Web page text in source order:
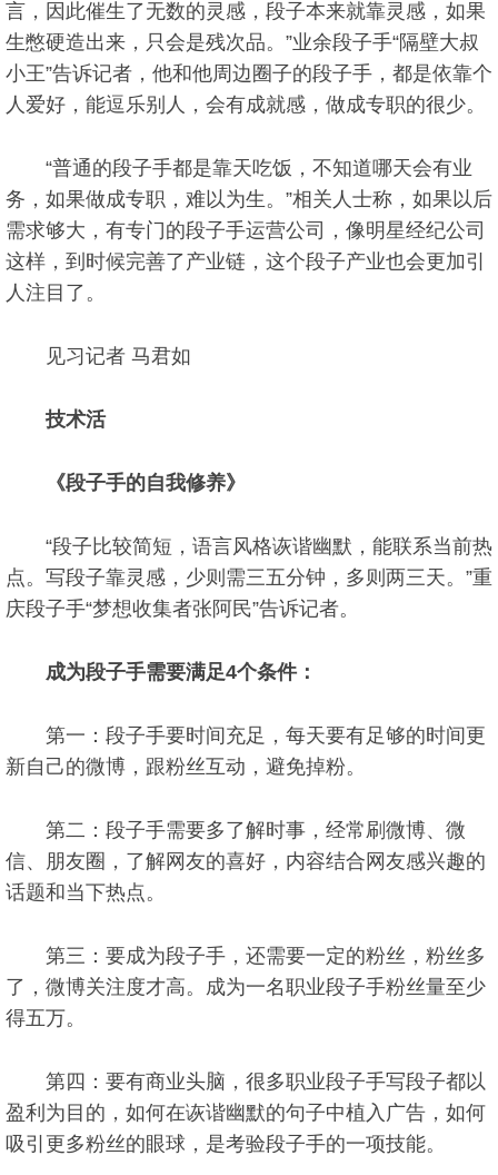
言，因此催生了无数的灵感，段子本来就靠灵感，如果
生憋硬造出来，只会是残次品。”业余段子手“隔壁大叔
小王”告诉记者，他和他周边圈子的段子手，都是依靠个
人爱好，能逗乐别人，会有成就感，做成专职的很少。
“普通的段子手都是靠天吃饭，不知道哪天会有业
务，如果做成专职，难以为生。”相关人士称，如果以后
需求够大，有专门的段子手运营公司，像明星经纪公司
这样，到时候完善了产业链，这个段子产业也会更加引
人注目了。
见习记者 马君如
技术活
《段子手的自我修养》
“段子比较简短，语言风格诙谐幽默，能联系当前热
点。写段子靠灵感，少则需三五分钟，多则两三天。”重
庆段子手“梦想收集者张阿民”告诉记者。
成为段子手需要满足4个条件：
第一：段子手要时间充足，每天要有足够的时间更
新自己的微博，跟粉丝互动，避免掉粉。
第二：段子手需要多了解时事，经常刷微博、微
信、朋友圈，了解网友的喜好，内容结合网友感兴趣的
话题和当下热点。
第三：要成为段子手，还需要一定的粉丝，粉丝多
了，微博关注度才高。成为一名职业段子手粉丝量至少
得五万。
第四：要有商业头脑，很多职业段子手写段子都以
盈利为目的，如何在诙谐幽默的句子中植入广告，如何
吸引更多粉丝的眼球，是考验段子手的一项技能。